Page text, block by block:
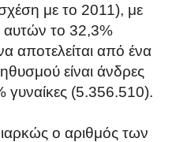
με το 2011), με
αυτών το 32,3%
αποτελείται από ένα
είναι άνδρες
γυναίκες (5.356.510).
ο αριθμός των